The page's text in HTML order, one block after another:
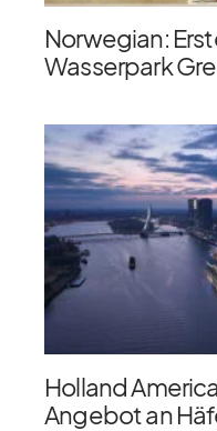
Norwegian:
Wasserpark
Holland
Angebot an